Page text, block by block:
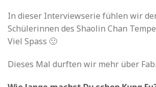
In dieser Interviewserie fühlen wir
Schülerinnen des Shaolin Chan
Viel Spass 🙂
Dieses Mal durften wir mehr über